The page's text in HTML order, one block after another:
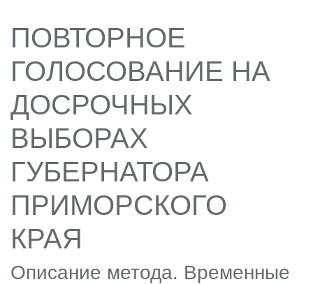
ПОВТОРНОЕ
ГОЛОСОВАНИЕ НА
ДОСРОЧНЫХ
ВЫБОРАХ
ГУБЕРНАТОРА
ПРИМОРСКОГО
КРАЯ
Описание метода. Временные